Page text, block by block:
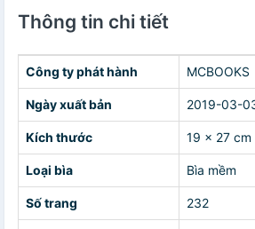
Thông tin chi tiết
Công ty phát hành MCBOOKS
Ngày xuất bản 2019-03-
Kích thước 19 x 27 cm
Loại bìa Bìa mềm
Số trang 232